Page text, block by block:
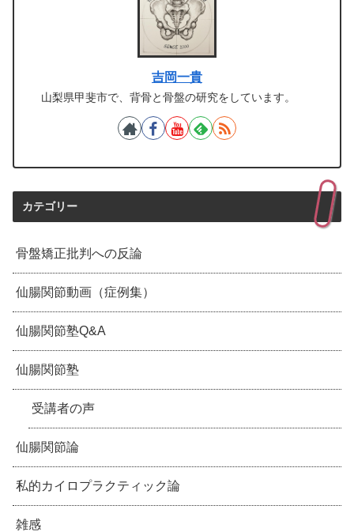
吉岡一貴
山梨県甲斐市で、背骨と骨盤の研究をしています。
カテゴリー
骨盤矯正批判への反論
仙腸関節動画（症例集）
仙腸関節塾Q&A
仙腸関節塾
受講者の声
仙腸関節論
私的カイロプラクティック論
雑感